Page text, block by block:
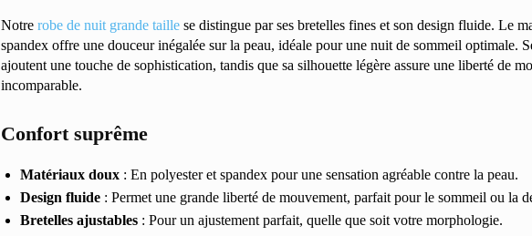
Notrerobe de nuit grande taille se distingue par ses bretelles fines et son design fluide. Le
spandex offre une douceur inégalée sur la peau, idéale pour une nuit de sommeil optimale.
ajoutent une touche de sophistication, tandis que sa silhouette légère assure une liberté de
incomparable.
Confort suprême
Matériaux doux : En polyester et spandex pour une sensation agréable contre la peau.
Design fluide : Permet une grande liberté de mouvement, parfait pour le sommeil ou la
Bretelles ajustables : Pour un ajustement parfait, quelle que soit votre morphologie.